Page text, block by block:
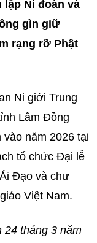
Ni đoàn và
gìn giữ
rạng rỡ Phật
Ni giới Trung
Lâm Đồng
năm 2026 tại
tổ chức Đại lễ
Đạo và chư
Việt Nam.
24 tháng 3 năm